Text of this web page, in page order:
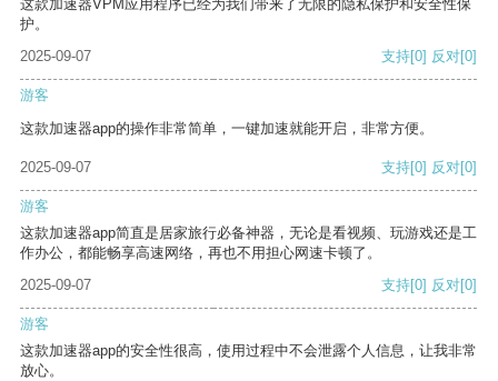
这款加速器VPM应用程序已经为我们带来了无限的隐私保护和安全性保
护。
2025-09-07
支持[0] 反对[0]
游客
这款加速器app的操作非常简单，一键加速就能开启，非常方便。
2025-09-07 支持[0] 反对[0]
游客
这款加速器app简直是居家旅行必备神器，无论是看视频、玩游戏还是工
作办公，都能畅享高速网络，再也不用担心网速卡顿了。
2025-09-07
支持[0] 反对[0]
游客
这款加速器app的安全性很高，使用过程中不会泄露个人信息，让我非常
放心。